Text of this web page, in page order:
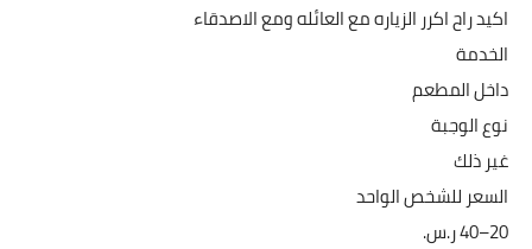
اكيد راح اكرر الزياره مع العائله ومع الاصدقاء
الخدمة
داخل المطعم
نوع الوجبة
غير ذلك
السعر للشخص الواحد